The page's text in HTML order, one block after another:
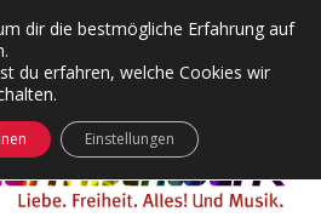
Kategorien
Menü
Chilling
Die Wende
Disco
Dates
öffnen
dir die bestmögliche Erfahrung auf
du erfahren, welche Cookies wir
Einstellungen